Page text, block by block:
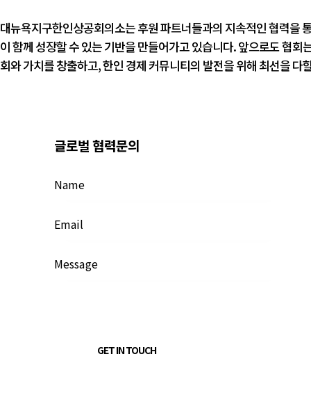
대뉴욕지구한인상공회의소는 후원 파트너들과의 지속적인 협력을
이 함께 성장할 수 있는 기반을 만들어가고 있습니다. 앞으로도 협
회와 가치를 창출하고, 한인 경제 커뮤니티의 발전을 위해 최선을 다
글로벌 협력문의